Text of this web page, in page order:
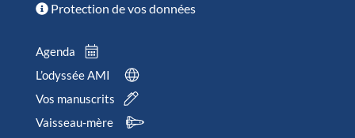
Protection de vos données
Agenda
L’odyssée AMI
Vos manuscrits
Vaisseau-mère